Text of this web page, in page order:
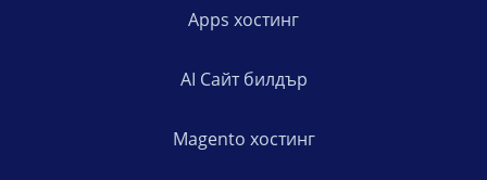
Apps хостинг
AI Сайт билдър
Magento хостинг